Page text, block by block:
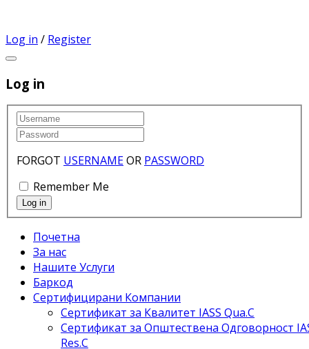
Log in / Register
Log in
FORGOT USERNAMEOR PASSWORD
Remember Me
Почетна
За нас
Нашите Услуги
Баркод
Сертифицирани Компании
Сертификат за Квалитет IASS Qua.C
Сертификат за Општествена Одговорност
Res.C